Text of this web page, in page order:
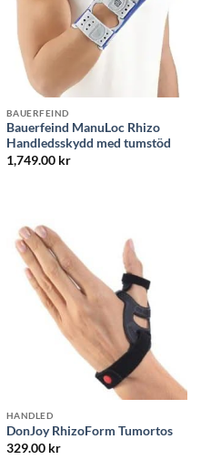
BAUERFEIND
Bauerfeind ManuLoc Rhizo
Handledsskydd med tumstöd
1,749.00 kr
HANDLED
DonJoy RhizoForm Tumortos
329.00 kr